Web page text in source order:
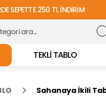
SEPETTE 250 TL İNDİRİM
TEKLİ TABLO
Sahanaya İkili